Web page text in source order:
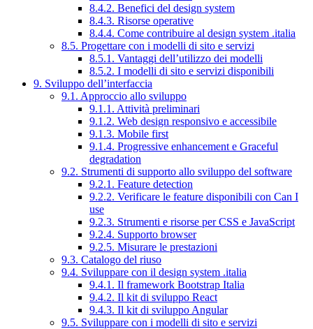
8.4.2. Benefici del design system
8.4.3. Risorse operative
8.4.4. Come contribuire al design system .italia
8.5. Progettare con i modelli di sito e servizi
8.5.1. Vantaggi dell’utilizzo dei modelli
8.5.2. I modelli di sito e servizi disponibili
9. Sviluppo dell’interfaccia
9.1. Approccio allo sviluppo
9.1.1. Attività preliminari
9.1.2. Web design responsivo e accessibile
9.1.3. Mobile first
9.1.4. Progressive enhancement e Graceful
degradation
9.2. Strumenti di supporto allo sviluppo del software
9.2.1. Feature detection
9.2.2. Verificare le feature disponibili con Can I
use
9.2.3. Strumenti e risorse per CSS e JavaScript
9.2.4. Supporto browser
9.2.5. Misurare le prestazioni
9.3. Catalogo del riuso
9.4. Sviluppare con il design system .italia
9.4.1. Il framework Bootstrap Italia
9.4.2. Il kit di sviluppo React
9.4.3. Il kit di sviluppo Angular
9.5. Sviluppare con i modelli di sito e servizi